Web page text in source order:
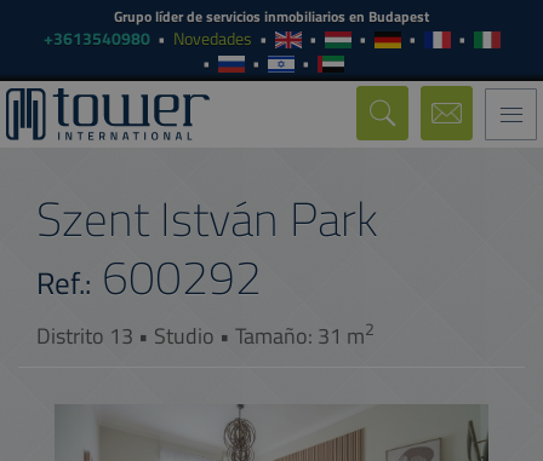
Grupo líder de servicios inmobiliarios en Budapest
+3613540980 Novedades
Szent István Park
Ref.: 600292
Distrito 13 • Studio • Tamaño: 31 m2